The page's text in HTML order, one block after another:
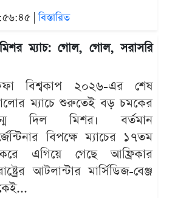
|বিস্তারিত
মিশর ম্যাচ: গোল, গোল, সরাসরি
বিশ্বকাপ ২০২৬-এর শেষ
ম্যাচে শুরুতেই বড় চমকের
দিল মিশর। বর্তমান
বিপক্ষে ম্যাচের ১৭তম
এগিয়ে গেছে আফ্রিকার
আটলান্টার মার্সিডিজ-বেঞ্জ